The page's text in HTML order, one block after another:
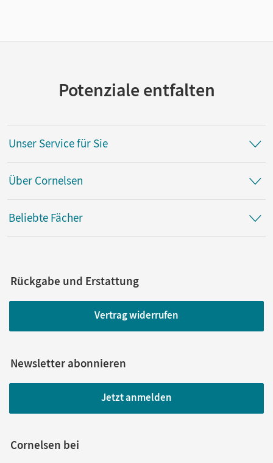
Potenziale entfalten
Unser Service für Sie
Über Cornelsen
Beliebte Fächer
Rückgabe und Erstattung
Vertrag widerrufen
Newsletter abonnieren
Jetzt anmelden
Cornelsen bei